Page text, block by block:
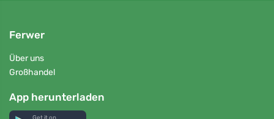
Ferwer
Über uns
Großhandel
App herunterladen
Get it on